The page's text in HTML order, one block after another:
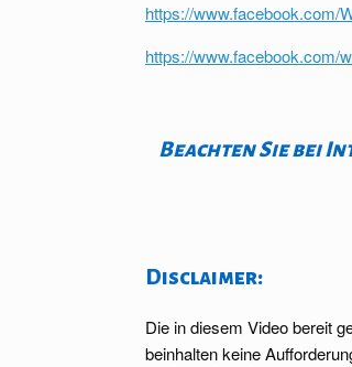
https://www.facebook.com/
https://www.facebook.com/
Beachten Sie bei
Disclaimer:
Die in diesem Video bereit
beinhalten keine